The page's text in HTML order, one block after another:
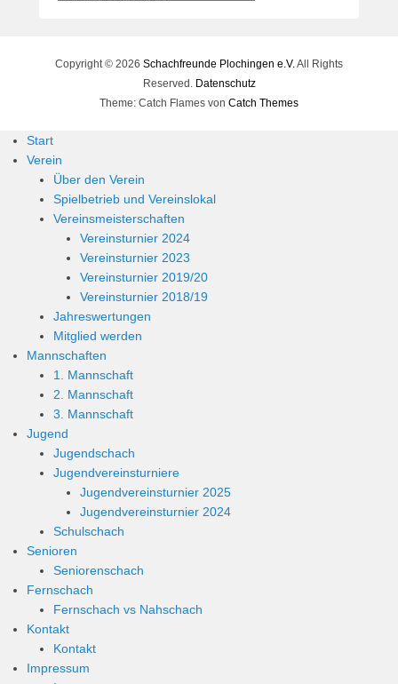
Copyright © 2026 Schachfreunde Plochingen e.V.All Rights
Reserved. Datenschutz
Theme: Catch Flames von Catch Themes
Start
Verein
Über den Verein
Spielbetrieb und Vereinslokal
Vereinsmeisterschaften
Vereinsturnier 2024
Vereinsturnier 2023
Vereinsturnier 2019/20
Vereinsturnier 2018/19
Jahreswertungen
Mitglied werden
Mannschaften
1. Mannschaft
2. Mannschaft
3. Mannschaft
Jugend
Jugendschach
Jugendvereinsturniere
Jugendvereinsturnier 2025
Jugendvereinsturnier 2024
Schulschach
Senioren
Seniorenschach
Fernschach
Fernschach vs Nahschach
Kontakt
Kontakt
Impressum